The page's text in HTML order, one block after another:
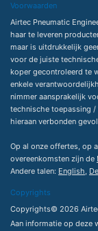
Voorwaarden
Airtec Pneumatic
haar te leveren
maar is uitdrukkelijk
voor de juiste
koper gecontroleerd te
enkele
nimmer aansprakelijk
technische toepassing /
hieraan verbonden
Op al onze offertes, op
overeenkomsten zijn de
Andere talen: English,
Copyrights
Copyrights© 2026
Aan informatie op deze